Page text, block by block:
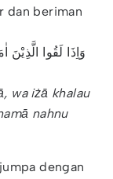
dan beriman
وَاِذَا لَقُوا الَّذِيْنَ
wa iżā khalau
nahnu
dengan